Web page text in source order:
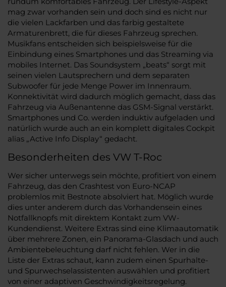
mag zwar vorhanden sein und doch sind es nicht nur
die vielen Lackfarben und das farbig gestaltete
Armaturenbrett, die für dieses Fahrzeug sprechen.
Musikfans entscheiden sich beispielsweise für die
Einbindung eines Smartphones und das Streaming via
mobiles Internet. Das Soundsystem „beats“ sorgt mit
seinen vielen Lautsprechern und dem separaten
Subwoofer für jede Menge Power im Innenraum.
Konnektivität wird dadurch möglich gemacht, dass das
Fahrzeug via Außenantenne das GSM-Signal verstärkt.
Smartphones und Co. werden induktiv aufgeladen und
natürlich wurde auch an ein komplett digitales Cockpit
alias „Active Info Display“ gedacht.
Besonderheiten des VW T-Roc
Wer sicher unterwegs sein möchte, profitiert von einem
Fahrzeug, das den Crashtest von Euro-NCAP
problemlos mit Bestnote absolviert hat. Möglich wurde
dies unter anderem durch das Vorhandensein eines
Notfallknopfs mit direktem Kontakt zum VW-
Kundendienst. Weitere Extras sind eine Klimaautomatik
über mehrere Zonen, ein Panorama-Glasdach und auch
Ambientebeleuchtung darf nicht fehlen. Wer in die
Liste der Extras schaut, kann zudem einen Spurhalte-
und Spurwechselassistenten auswählen und profitiert
von einer adaptiven Geschwindigkeitsregelung.